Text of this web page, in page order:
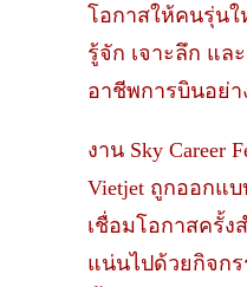
โอกาสให้คนรุ่นใ
รู้จัก เจาะลึก แล
อาชีพการบินอย่า
งาน Sky Career
Vietjet ถูกออกแ
เชื่อมโอกาสครั้
แน่นไปด้วยกิจก